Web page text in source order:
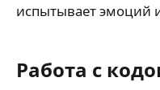
испытывает эмоций
Работа с